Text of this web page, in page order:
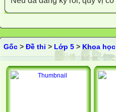
Gốc > Đề thi > Lớp 5 > Khoa học